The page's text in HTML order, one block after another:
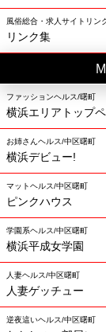
風俗総合・求人サイトリン
リンク集
ファッションヘルス/曙町
横浜エリアトップペ
お姉さんヘルス/中区曙町
横浜デビュー!
マットヘルス/中区曙町
ピンクハウス
学園系ヘルス/中区曙町
横浜平成女学園
人妻ヘルス/中区曙町
人妻ゲッチュー
逆夜這いヘルス/中区曙町